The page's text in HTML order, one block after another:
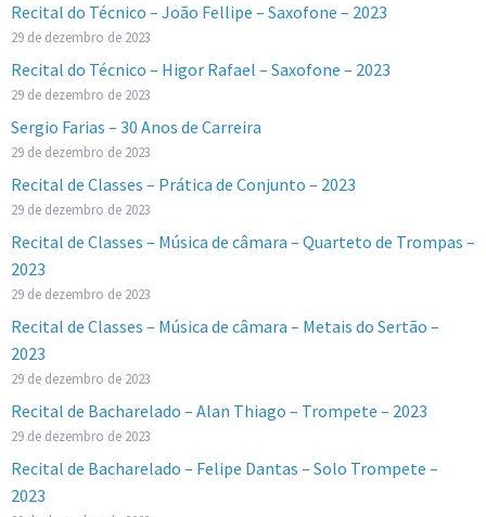
Recital do Técnico – João Fellipe – Saxofone – 2023
29 de dezembro de 2023
Recital do Técnico – Higor Rafael – Saxofone – 2023
29 de dezembro de 2023
Sergio Farias – 30 Anos de Carreira
29 de dezembro de 2023
Recital de Classes – Prática de Conjunto – 2023
29 de dezembro de 2023
Recital de Classes – Música de câmara – Quarteto de Trompas –
2023
29 de dezembro de 2023
Recital de Classes – Música de câmara – Metais do Sertão –
2023
29 de dezembro de 2023
Recital de Bacharelado – Alan Thiago – Trompete – 2023
29 de dezembro de 2023
Recital de Bacharelado – Felipe Dantas – Solo Trompete –
2023